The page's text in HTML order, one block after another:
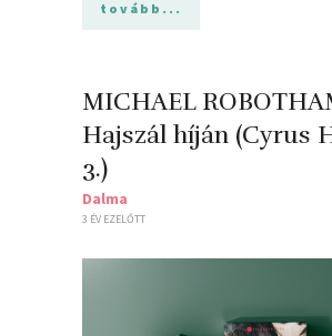
tovább...
MICHAEL
Hajszál ​híján (Cyrus
3.)
Dalma
3 ÉV EZELŐTT